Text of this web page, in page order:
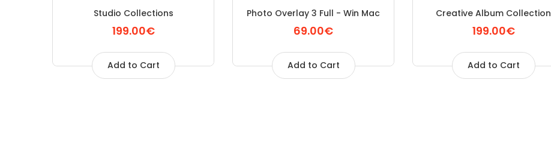
Studio Collections
199.00€
Add to Cart
Photo Overlay 3 Full - Win Mac
69.00€
Add to Cart
Creative Album Collection
199.00€
Add to Cart